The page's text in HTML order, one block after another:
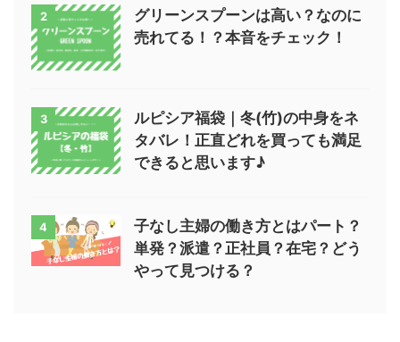
2
グリーンスプーンは高い？なのに
売れてる！？本音をチェック！
3
ルピシア福袋｜冬(竹)の中身をネ
タバレ！正直どれを買っても満足
できると思います♪
4
子なし主婦の働き方とはパート？
単発？派遣？正社員？在宅？どう
やって見つける？